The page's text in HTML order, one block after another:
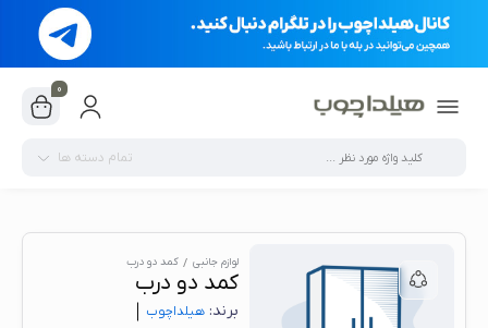
0
تمام دسته ها
لوازم جانبی کمد دو درب
کمد دو درب
برند: هیلدا‌چوب